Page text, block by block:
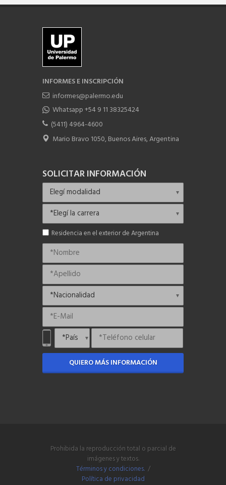
INFORMES E INSCRIPCIÓN
informes@palermo.edu
Whatsapp +54 9 11 38325424
(5411) 4964-4600
Mario Bravo 1050, Buenos Aires, Argentina
SOLICITAR INFORMACIÓN
Residencia en el exterior de Argentina
QUIERO MÁS INFORMACIÓN
Prohibida la reproducción total o parcial de
imágenes y textos.
Términos y condiciones. /
Política de privacidad